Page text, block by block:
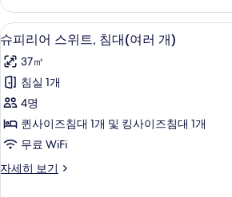
세
히
보
기
슈
피
리
어
스
위
침
슈피리어
8
슈피리어 스위트, 침대(여러 개)
37㎡
침실 1개
4명
퀸사이즈침대 1개 및 킹사이즈침대 1개
무료 WiFi
자세히 보기
슈